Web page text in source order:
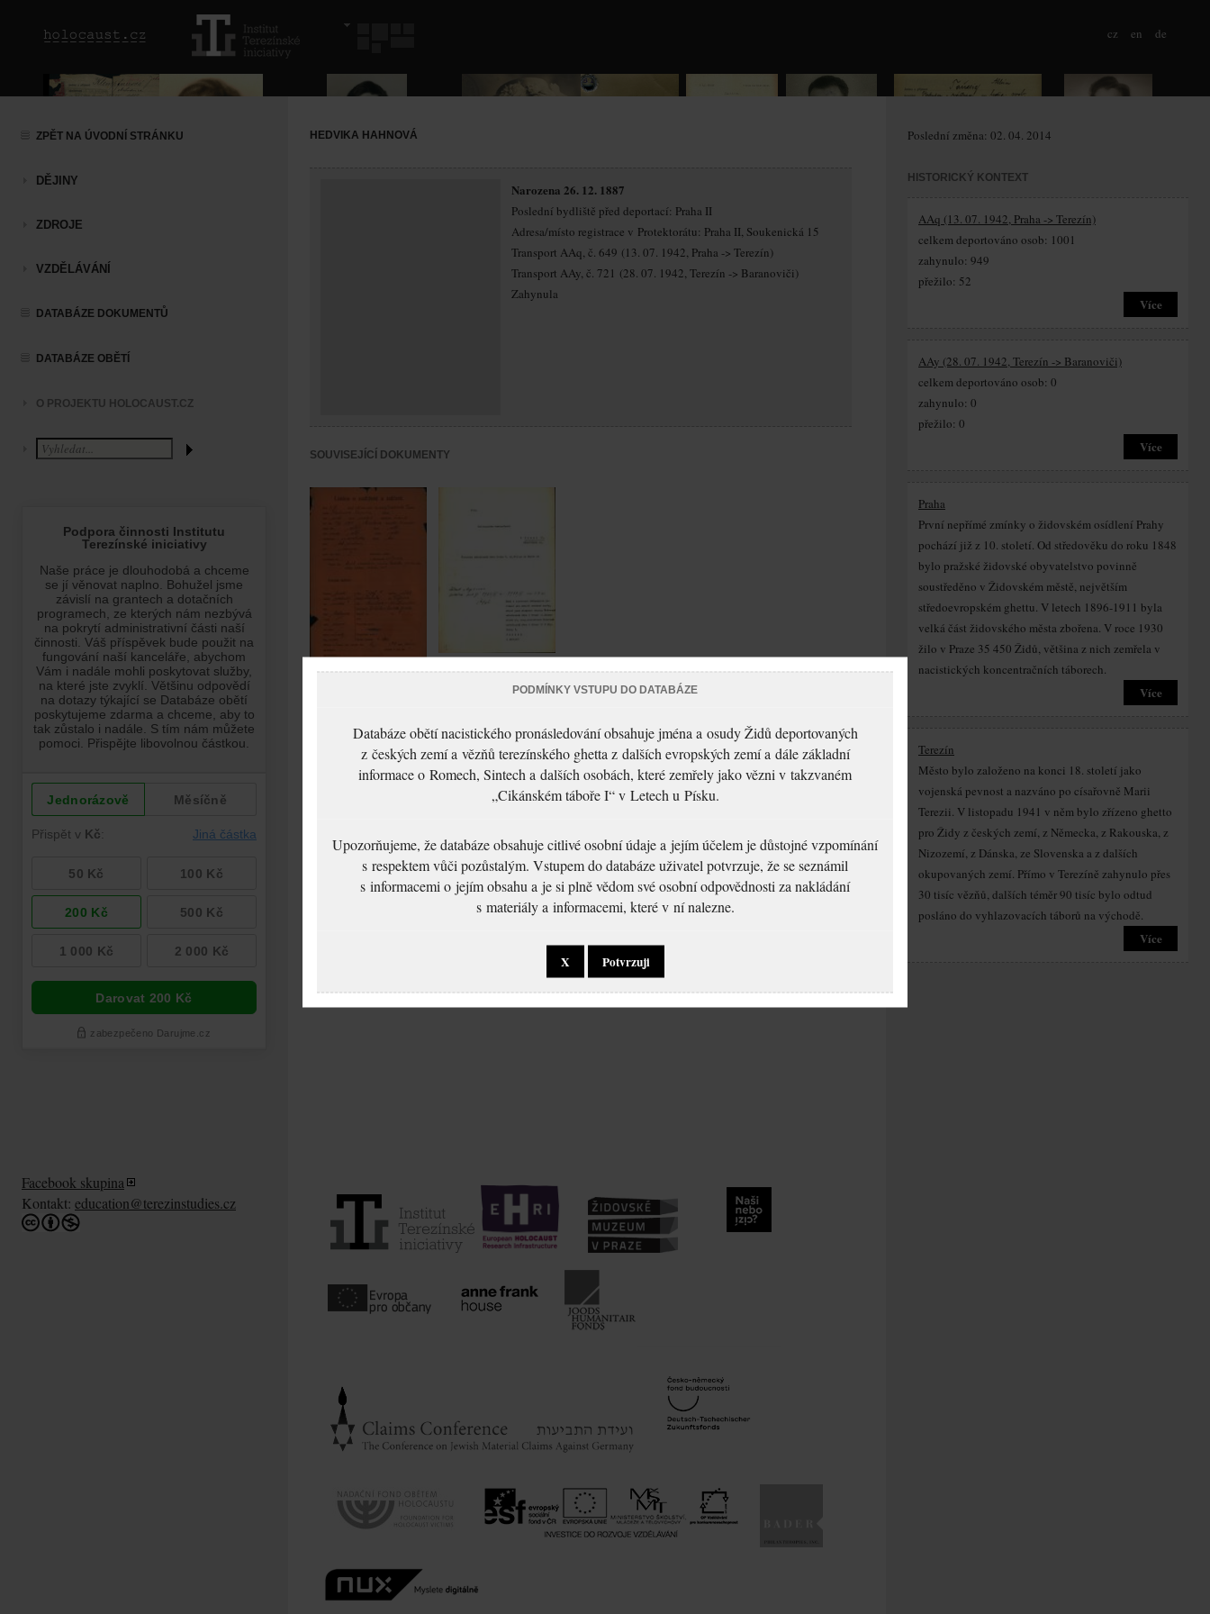
cz en de
ZPĚT NA ÚVODNÍ STRÁNKU
DĚJINY
ZDROJE
VZDĚLÁVÁNÍ
DATABÁZE DOKUMENTŮ
DATABÁZE OBĚTÍ
O PROJEKTU HOLOCAUST.CZ
HEDVIKA HAHNOVÁ
Narozena 26. 12. 1887
Poslední bydliště před deportací: Praha II
Adresa/místo registrace v Protektorátu: Praha II, Soukenická 15
Transport AAq, č. 649 (13. 07. 1942, Praha -> Terezín)
Transport AAy, č. 721 (28. 07. 1942, Terezín -> Baranoviči)
Zahynula
SOUVISEJÍCÍ DOKUMENTY
Hahnová Hedvika:
NEZPRACOVÁNO
Poslední změna: 02. 04. 2014
HISTORICKÝ KONTEXT
AAq (13. 07. 1942, Praha -> Terezín)
celkem deportováno osob: 1001
zahynulo: 949
přežilo: 52
Více
AAy (28. 07. 1942, Terezín -> Baranoviči)
celkem deportováno osob: 0
zahynulo: 0
přežilo: 0
Více
Praha
První nepřímé zmínky o židovském osídlení Prahy
pochází již z 10. století. Od středověku do roku 1848
bylo pražské židovské obyvatelstvo povinně
soustředěno v Židovském městě, největším
středoevropském ghettu. V letech 1896-1911 byla
velká část židovského města zbořena. V roce 1930
žilo v Praze 35 450 Židů, většina z nich zemřela v
nacistických koncentračních táborech.
Více
Terezín
Město bylo založeno na konci 18. století jako
vojenská pevnost a nazváno po císařovně Marii
Terezii. V listopadu 1941 v něm bylo zřízeno ghetto
pro Židy z českých zemí, z Německa, z Rakouska, z
Nizozemí, z Dánska, ze Slovenska a z dalších
okupovaných zemí. Přímo v Terezíně zahynulo přes
30 tisíc vězňů, dalších téměr 90 tisíc bylo odtud
posláno do vyhlazovacích táborů na východě.
Více
Facebook skupina
Kontakt: education@terezinstudies.cz
PODMÍNKY VSTUPU DO DATABÁZE
Databáze obětí nacistického pronásledování obsahuje jména a osudy Židů deportovaných
z českých zemí a vězňů terezínského ghetta z dalších evropských zemí a dále základní
informace o Romech, Sintech a dalších osobách, které zemřely jako vězni v takzvaném
„Cikánském táboře I“ v Letech u Písku.
Upozorňujeme, že databáze obsahuje citlivé osobní údaje a jejím účelem je důstojné vzpomínání
s respektem vůči pozůstalým. Vstupem do databáze uživatel potvrzuje, že se seznámil
s informacemi o jejím obsahu a je si plně vědom své osobní odpovědnosti za nakládání
s materiály a informacemi, které v ní nalezne.
X Potvrzuji